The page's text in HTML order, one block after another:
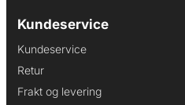
Kundeservice
Kundeservice
Retur
Frakt og levering